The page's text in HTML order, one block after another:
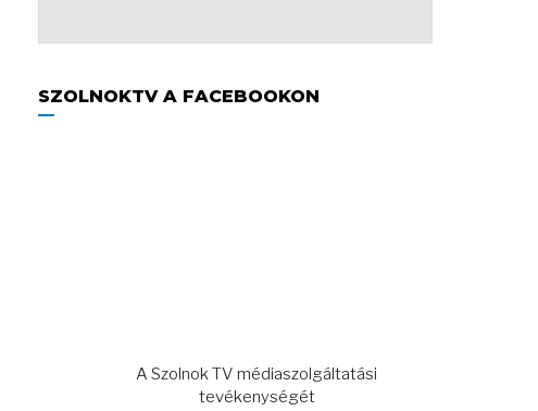
SZOLNOKTV A FACEBOOKON
A Szolnok TV médiaszolgáltatási
tevékenységét